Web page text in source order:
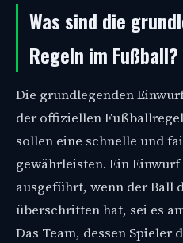
Was sind die
Regeln im Fußball?
Die grundlegenden
der offiziellen
sollen eine schnelle und
gewährleisten. Ein
ausgeführt, wenn der Ball
überschritten hat, sei es
Das Team, dessen